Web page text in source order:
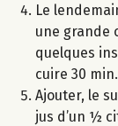
Le
une grande
quelques
cuire 30
Ajouter, le
jus d’un ½